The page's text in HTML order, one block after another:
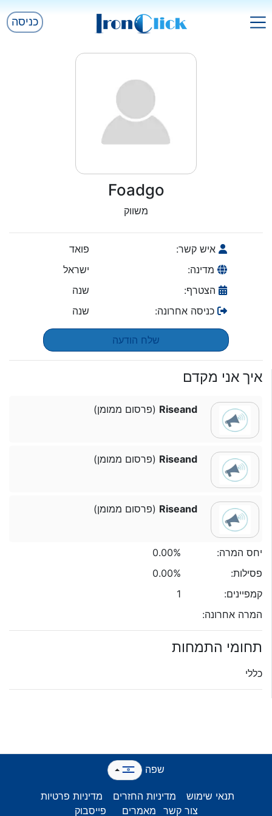
כניסה
Foadgo
משווק
איש קשר:
פואד
מדינה:
ישראל
הצטרף:
שנה
כניסה אחרונה:
שנה
שלח הודעה
איך אני מקדם
Riseand (פרסום ממומן)
Riseand (פרסום ממומן)
Riseand (פרסום ממומן)
יחס המרה:
0.00%
פסילות:
0.00%
קמפיינים:
1
המרה אחרונה:
תחומי התמחות
כללי
שפה
תנאי שימוש מדיניות החזרים
מדיניות פרטיות
צור קשר
מאמרים פייסבוק